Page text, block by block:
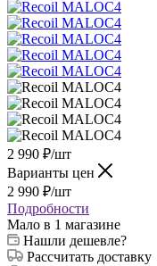
2 990 ₽/шт
Варианты цен
2 990 ₽/шт
Подробности
Мало в 1 магазине
Нашли дешевле?
Рассчитать доставку